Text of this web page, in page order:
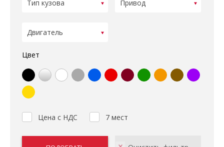
Цвет
Цена с НДС 7 мест